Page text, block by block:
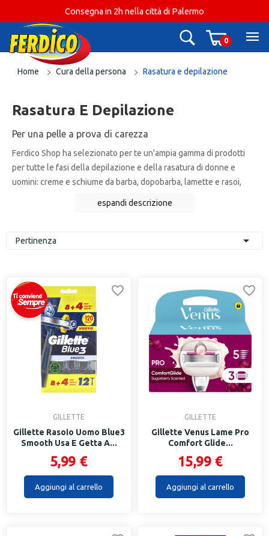
Consegna in 2h nella città di Palermo
0
Home Cura della persona Rasatura e depilazione
Rasatura E Depilazione
Per una pelle a prova di carezza
Ferdico Shop ha selezionato per te un'ampia gamma di prodotti
per tutte le fasi della depilazione e della rasatura di donne e
uomini: creme e schiume da barba, dopobarba, lamette e rasoi,
Scegli la formulazione più adatta a te e lasciati conquistare dalle
espandi descrizione
Pertinenza 
GILLETTE
Gillette Rasoio Uomo Blue3
Smooth Usa E Getta A...
5,99 €
Aggiungi al carrello
GILLETTE
Gillette Venus Lame Pro
Comfort Glide...
15,99 €
Aggiungi al carrello